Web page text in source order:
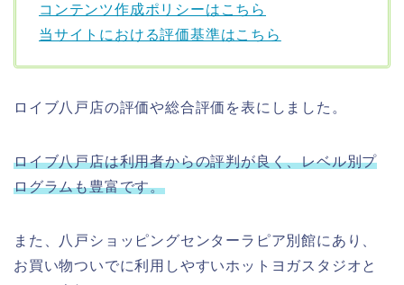
コンテンツ作成ポリシーはこちら
当サイトにおける評価基準はこちら
ロイブ八戸店の評価や総合評価を表にしました。
ロイブ八戸店は利用者からの評判が良く、レベル別プ
ログラムも豊富です。
また、八戸ショッピングセンターラピア別館にあり、
お買い物ついでに利用しやすいホットヨガスタジオと